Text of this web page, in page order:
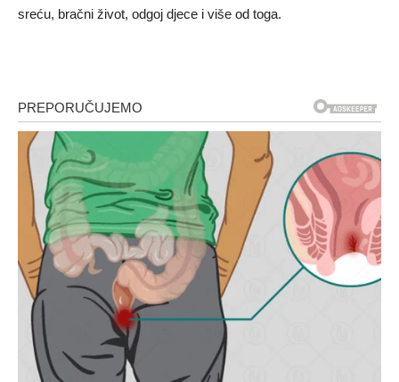
sreću, bračni život, odgoj djece i više od toga.